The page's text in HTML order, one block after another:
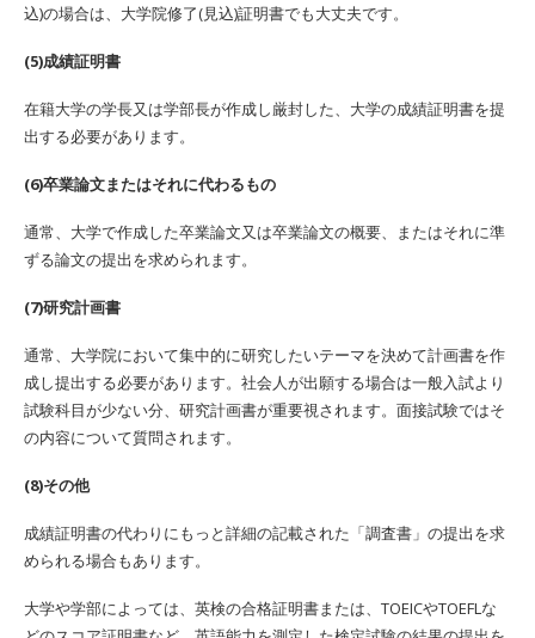
込)の場合は、大学院修了(見込)証明書でも大丈夫です。
(5)成績証明書
在籍大学の学長又は学部長が作成し厳封した、大学の成績証明書を提
出する必要があります。
(6)卒業論文またはそれに代わるもの
通常、大学で作成した卒業論文又は卒業論文の概要、またはそれに準
ずる論文の提出を求められます。
(7)研究計画書
通常、大学院において集中的に研究したいテーマを決めて計画書を作
成し提出する必要があります。社会人が出願する場合は一般入試より
試験科目が少ない分、研究計画書が重要視されます。面接試験ではそ
の内容について質問されます。
(8)その他
成績証明書の代わりにもっと詳細の記載された「調査書」の提出を求
められる場合もあります。
大学や学部によっては、英検の合格証明書または、TOEICやTOEFLな